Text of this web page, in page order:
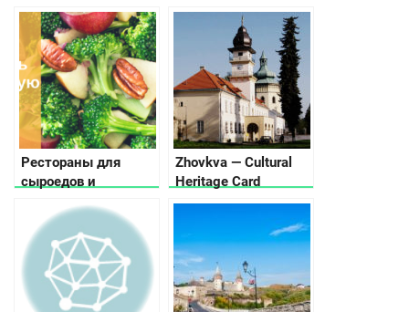
достопримечательностирелаксом
Рестораны для
сыроедов и
разных городах
Украины
Zhovkva — Cultural
Heritage Card